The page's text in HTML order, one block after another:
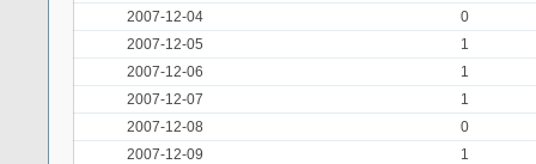
2007-12-04
0
2007-12-05
1
2007-12-06
1
2007-12-07
1
2007-12-08
0
2007-12-09
1